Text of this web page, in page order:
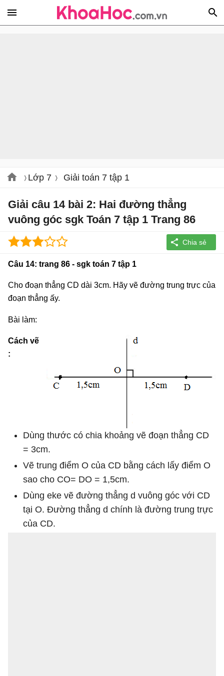
Lớp 7 Giải toán 7 tập 1
Giải câu 14 bài 2: Hai đường thẳng
vuông góc sgk Toán 7 tập 1 Trang 86
Câu 14: trang 86 - sgk toán 7 tập 1
Cho đoạn thẳng CD dài 3cm. Hãy vẽ đường trung trực của
đoạn thẳng ấy.
Bài làm:
Cách vẽ
:
Dùng thước có chia khoảng vẽ đoạn thẳng CD
= 3cm.
Vẽ trung điểm O của CD bằng cách lấy điểm O
sao cho CO= DO = 1,5cm.
Dùng eke vẽ đường thẳng d vuông góc với CD
tại O. Đường thẳng d chính là đường trung trực
của CD.